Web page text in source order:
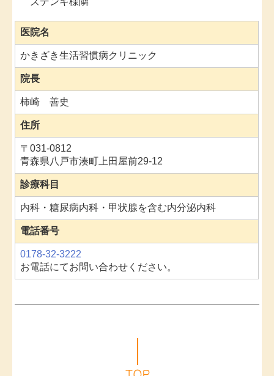
医院名
かきざき生活習慣病クリニック
院長
柿崎 善史
住所
〒031-0812
青森県八戸市湊町上田屋前29-12
診療科目
内科・糖尿病内科・甲状腺を含む内分泌内科
電話番号
0178-32-3222
お電話にてお問い合わせください。